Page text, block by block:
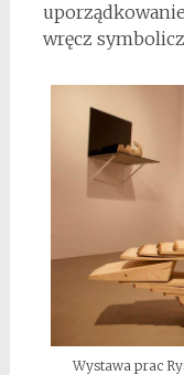
wręcz
Wystawa prac